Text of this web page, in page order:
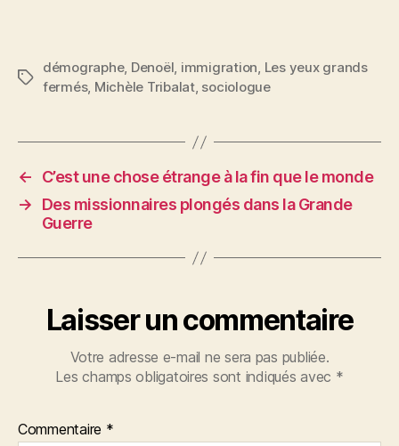
Étiquettes
démographe, Denoël, immigration, Les yeux grands
fermés, Michèle Tribalat, sociologue
←
C’est une chose étrange à la fin que le monde
→
Des missionnaires plongés dans la Grande
Guerre
Laisser un commentaire
Votre adresse e-mail ne sera pas publiée.
Les champs obligatoires sont indiqués avec *
Commentaire *